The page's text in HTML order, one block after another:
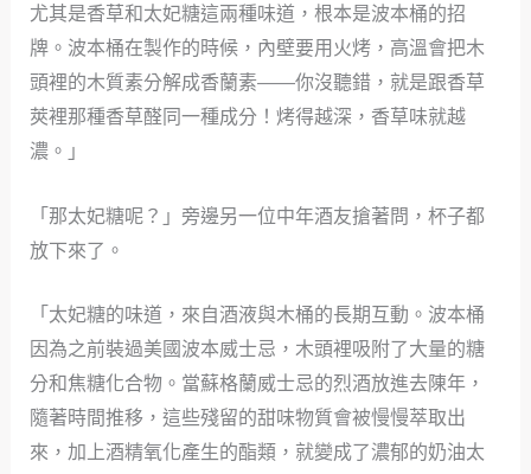
尤其是香草和太妃糖這兩種味道，根本是波本桶的招
牌。波本桶在製作的時候，內壁要用火烤，高溫會把木
頭裡的木質素分解成香蘭素——你沒聽錯，就是跟香草
莢裡那種香草醛同一種成分！烤得越深，香草味就越
濃。」
「那太妃糖呢？」旁邊另一位中年酒友搶著問，杯子都
放下來了。
「太妃糖的味道，來自酒液與木桶的長期互動。波本桶
因為之前裝過美國波本威士忌，木頭裡吸附了大量的糖
分和焦糖化合物。當蘇格蘭威士忌的烈酒放進去陳年，
隨著時間推移，這些殘留的甜味物質會被慢慢萃取出
來，加上酒精氧化產生的酯類，就變成了濃郁的奶油太